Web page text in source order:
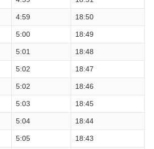
4:59 18:50
5:00 18:49
5:01 18:48
5:02 18:47
5:02 18:46
5:03 18:45
5:04 18:44
5:05 18:43